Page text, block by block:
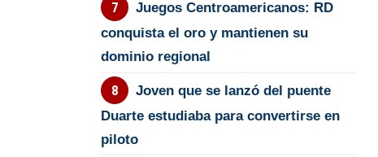
Juegos Centroamericanos: RD
conquista el oro y mantienen su
dominio regional
Joven que se lanzó del puente
Duarte estudiaba para convertirse en
piloto